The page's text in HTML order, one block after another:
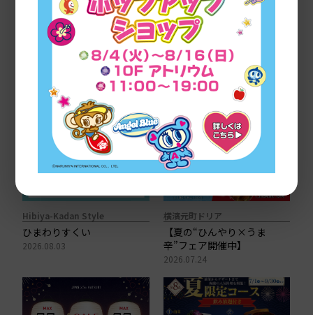
SHOP NEWS
Hibiya-Kadan Style
ひまわりすくい
2026.08.03
横濱元町ドリア
【夏の“ひんやり×うま
辛”フェア開催中】
2026.07.24